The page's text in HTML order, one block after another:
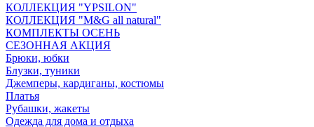
КОЛЛЕКЦИЯ "YPSILON"
КОЛЛЕКЦИЯ "M&G all natural"
КОМПЛЕКТЫ ОСЕНЬ
СЕЗОННАЯ АКЦИЯ
Брюки, юбки
Блузки, туники
Джемперы, кардиганы, костюмы
Платья
Рубашки, жакеты
Одежда для дома и отдыха